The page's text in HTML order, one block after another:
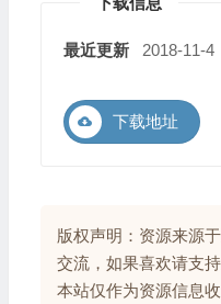
最近更新 2018-11-4
下载地址
版权声明：资源来源
交流，如果喜欢请支持
本站仅作为资源信息